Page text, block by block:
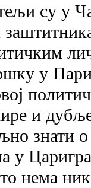
су у
у
и
знати
у
нема